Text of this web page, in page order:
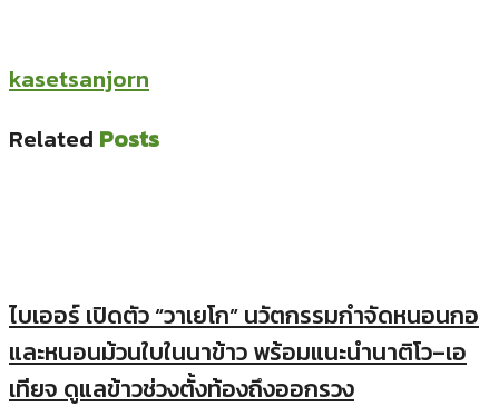
kasetsanjorn
Related Posts
ไบเออร์ เปิดตัว “วาเยโก” นวัตกรรมกำจัดหนอนกอ
และหนอนม้วนใบในนาข้าว พร้อมแนะนำนาติโว–เอ
เทียจ ดูแลข้าวช่วงตั้งท้องถึงออกรวง